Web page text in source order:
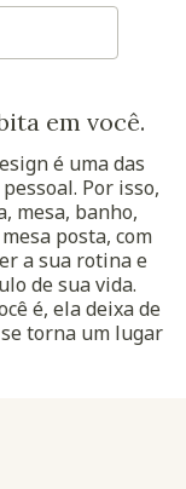
em você.
é uma das
Por isso,
mesa, banho,
posta, com
a sua rotina e
de sua vida.
é, ela deixa de
torna um lugar